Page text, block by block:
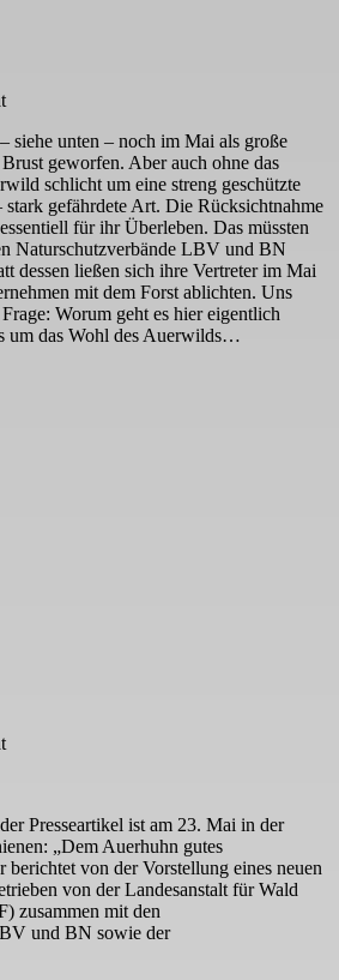
siehe unten – noch im Mai als große
geworfen. Aber auch ohne das
schlicht um eine streng geschützte
gefährdete Art. Die Rücksichtnahme
für ihr Überleben. Das müssten
Naturschutzverbände LBV und BN
dessen ließen sich ihre Vertreter im Mai
mit dem Forst ablichten. Uns
Worum geht es hier eigentlich
um das Wohl des Auerwilds…
Presseartikel ist am 23. Mai in der
„Dem Auerhuhn gutes
berichtet von der Vorstellung eines neuen
von der Landesanstalt für Wald
zusammen mit den
und BN sowie der